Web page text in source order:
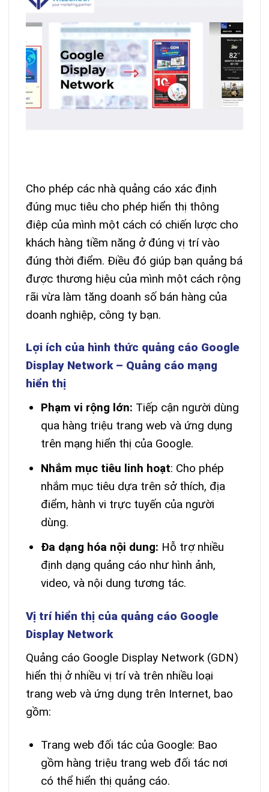
Cho phép các nhà quảng cáo xác định
đúng mục tiêu cho phép hiển thị thông
điệp của mình một cách có chiến lược cho
khách hàng tiềm năng ở đúng vị trí vào
đúng thời điểm. Điều đó giúp bạn quảng bá
được thương hiệu của mình một cách rộng
rãi vừa làm tăng doanh số bán hàng của
doanh nghiệp, công ty bạn.
Lợi ích của hình thức quảng cáo Google
Display Network – Quảng cáo mạng
hiển thị
Phạm vi rộng lớn: Tiếp cận người dùng
qua hàng triệu trang web và ứng dụng
trên mạng hiển thị của Google.
Nhắm mục tiêu linh hoạt: Cho phép
nhắm mục tiêu dựa trên sở thích, địa
điểm, hành vi trực tuyến của người
dùng.
Đa dạng hóa nội dung: Hỗ trợ nhiều
định dạng quảng cáo như hình ảnh,
video, và nội dung tương tác.
Vị trí hiển thị của quảng cáo Google
Display Network
Quảng cáo Google Display Network (GDN)
hiển thị ở nhiều vị trí và trên nhiều loại
trang web và ứng dụng trên Internet, bao
gồm:
Trang web đối tác của Google: Bao
gồm hàng triệu trang web đối tác nơi
có thể hiển thị quảng cáo.